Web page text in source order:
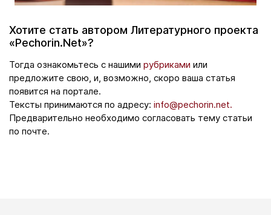
Хотите стать автором Литературного проекта
«Pechorin.Net»?
Тогда ознакомьтесь с нашими рубриками или
предложите свою, и, возможно, скоро ваша статья
появится на портале.
Тексты принимаются по адресу: info@pechorin.net.
Предварительно необходимо согласовать тему статьи
по почте.